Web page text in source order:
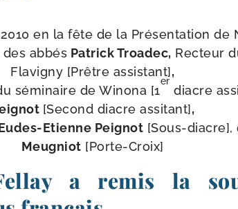
en la fête de la Présentation de
abbés PatrickTroadec, Recteur
Flavigny [Prêtre assis­tant],
sémi­naire de Winona [1
er
diacre
[Second diacre assi­tant],
​Etienne Peignot [Sous-​diacre],
Meugniot [Porte-​Croix]
a remis la